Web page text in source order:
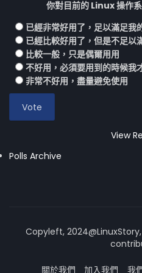
你對目前的 Linux 操作
已經非常好用了，足以滿足我
已經比較好用了，但是不足以
比較一般，只是偶爾用用
不好用，必須要用到的時候我
非常不好用，盡量避免使用
View
Polls Archive
Copyleft,
關於我們 加入我們 我